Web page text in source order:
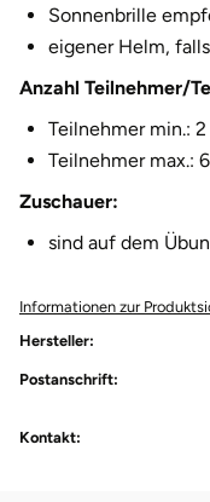
Sonnenbrille
eigener Helm,
Anzahl Teilnehmer/
Teilnehmer min.: 2
Teilnehmer max.: 6
Zuschauer:
sind auf dem
Informationen zur
Hersteller:
Postanschrift:
Kontakt:
Herzogenaurach
Herzogtum Lauenburg
Homburg
Ingolstadt